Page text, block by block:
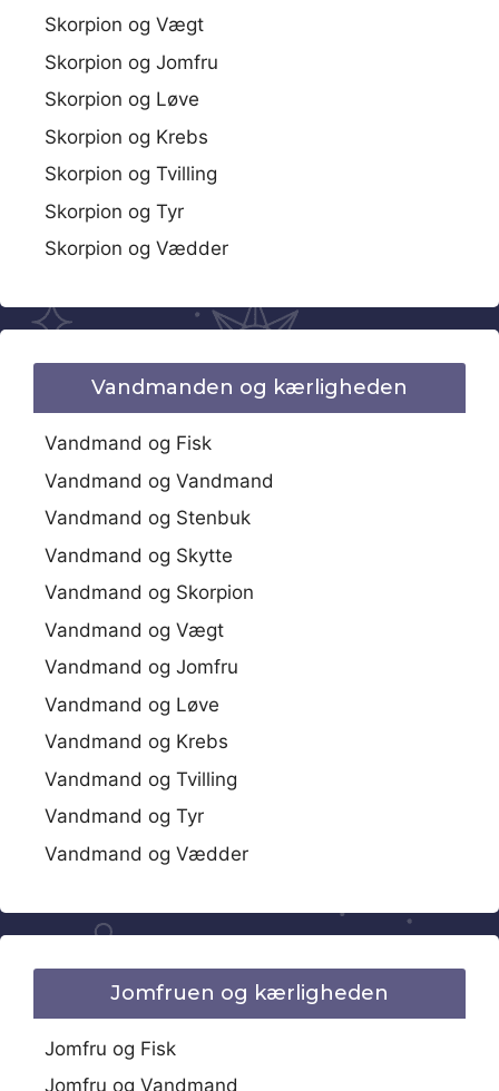
Skorpion og Vægt
Skorpion og Jomfru
Skorpion og Løve
Skorpion og Krebs
Skorpion og Tvilling
Skorpion og Tyr
Skorpion og Vædder
Vandmanden og kærligheden
Vandmand og Fisk
Vandmand og Vandmand
Vandmand og Stenbuk
Vandmand og Skytte
Vandmand og Skorpion
Vandmand og Vægt
Vandmand og Jomfru
Vandmand og Løve
Vandmand og Krebs
Vandmand og Tvilling
Vandmand og Tyr
Vandmand og Vædder
Jomfruen og kærligheden
Jomfru og Fisk
Jomfru og Vandmand